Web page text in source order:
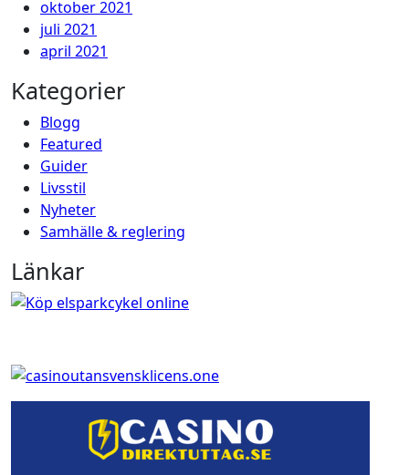
oktober 2021
juli 2021
april 2021
Kategorier
Blogg
Featured
Guider
Livsstil
Nyheter
Samhälle & reglering
Länkar